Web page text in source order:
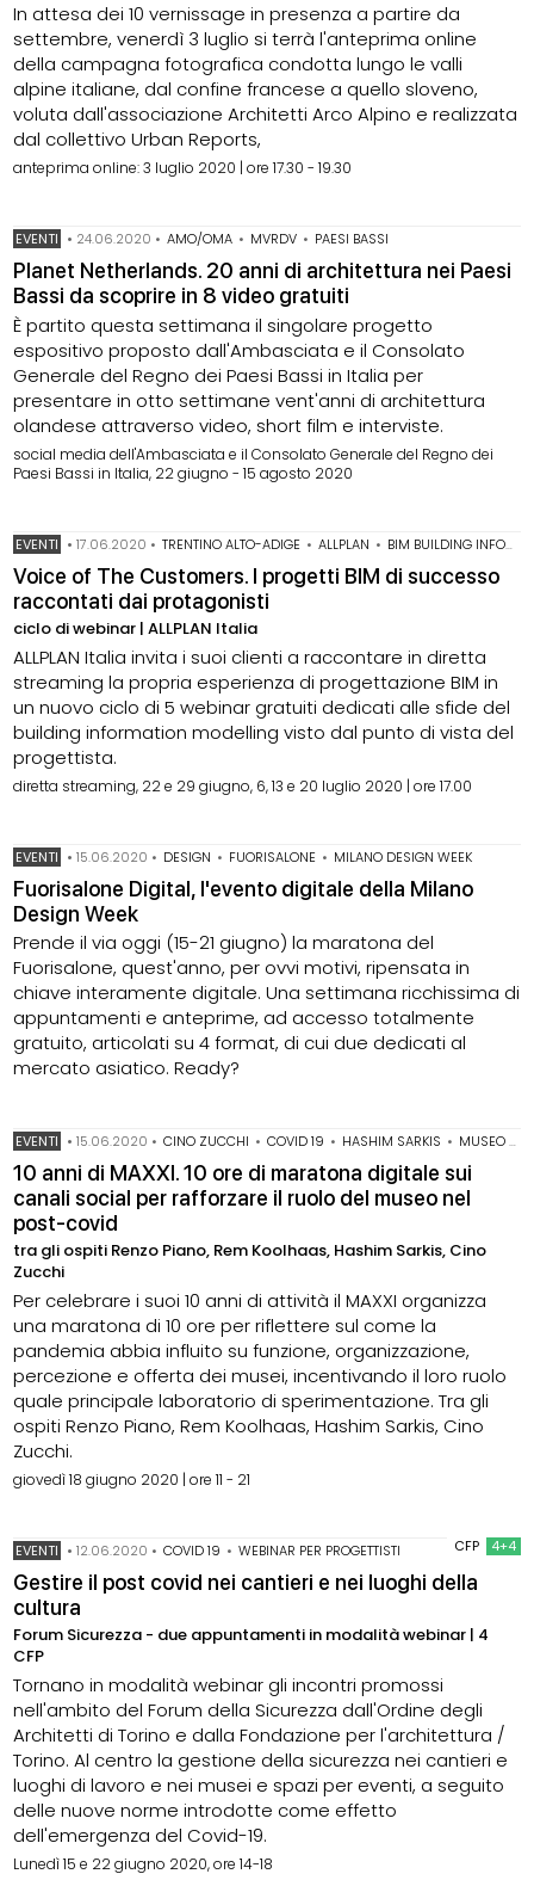
In attesa dei 10 vernissage in presenza a partire da
settembre, venerdì 3 luglio si terrà l'anteprima online
della campagna fotografica condotta lungo le valli
alpine italiane, dal confine francese a quello sloveno,
voluta dall'associazione Architetti Arco Alpino e realizzata
dal collettivo Urban Reports,
anteprima online: 3 luglio 2020 | ore 17.30 - 19.30
EVENTI • 24.06.2020 • AMO/OMA • MVRDV • PAESI BASSI
Planet Netherlands. 20 anni di architettura nei Paesi
Bassi da scoprire in 8 video gratuiti
È partito questa settimana il singolare progetto
espositivo proposto dall'Ambasciata e il Consolato
Generale del Regno dei Paesi Bassi in Italia per
presentare in otto settimane vent'anni di architettura
olandese attraverso video, short film e interviste.
social media dell'Ambasciata e il Consolato Generale del Regno dei
Paesi Bassi in Italia, 22 giugno - 15 agosto 2020
EVENTI •17.06.2020 • TRENTINO ALTO-ADIGE • ALLPLAN • BIM BUILDING INFORMATION MODELING
Voice of The Customers. I progetti BIM di successo
raccontati dai protagonisti
ciclo di webinar | ALLPLAN Italia
ALLPLAN Italia invita i suoi clienti a raccontare in diretta
streaming la propria esperienza di progettazione BIM in
un nuovo ciclo di 5 webinar gratuiti dedicati alle sfide del
building information modelling visto dal punto di vista del
progettista.
diretta streaming, 22 e 29 giugno, 6, 13 e 20 luglio 2020 | ore 17.00
EVENTI •15.06.2020 • DESIGN • FUORISALONE • MILANO DESIGN WEEK
Fuorisalone Digital, l'evento digitale della Milano
Design Week
Prende il via oggi (15-21 giugno) la maratona del
Fuorisalone, quest'anno, per ovvi motivi, ripensata in
chiave interamente digitale. Una settimana ricchissima di
appuntamenti e anteprime, ad accesso totalmente
gratuito, articolati su 4 format, di cui due dedicati al
mercato asiatico. Ready?
EVENTI •15.06.2020 • CINO ZUCCHI • COVID 19 • HASHIM SARKIS • MUSEO MAXXI
10 anni di MAXXI. 10 ore di maratona digitale sui
canali social per rafforzare il ruolo del museo nel
post-covid
tra gli ospiti Renzo Piano, Rem Koolhaas, Hashim Sarkis, Cino
Zucchi
Per celebrare i suoi 10 anni di attività il MAXXI organizza
una maratona di 10 ore per riflettere sul come la
pandemia abbia influito su funzione, organizzazione,
percezione e offerta dei musei, incentivando il loro ruolo
quale principale laboratorio di sperimentazione. Tra gli
ospiti Renzo Piano, Rem Koolhaas, Hashim Sarkis, Cino
Zucchi.
giovedì 18 giugno 2020 | ore 11 - 21
CFP 4+4
EVENTI •12.06.2020 • COVID 19 • WEBINAR PER PROGETTISTI
Gestire il post covid nei cantieri e nei luoghi della
cultura
Forum Sicurezza - due appuntamenti in modalità webinar | 4
CFP
Tornano in modalità webinar gli incontri promossi
nell'ambito del Forum della Sicurezza dall'Ordine degli
Architetti di Torino e dalla Fondazione per l'architettura /
Torino. Al centro la gestione della sicurezza nei cantieri e
luoghi di lavoro e nei musei e spazi per eventi, a seguito
delle nuove norme introdotte come effetto
dell'emergenza del Covid-19.
Lunedì 15 e 22 giugno 2020, ore 14-18